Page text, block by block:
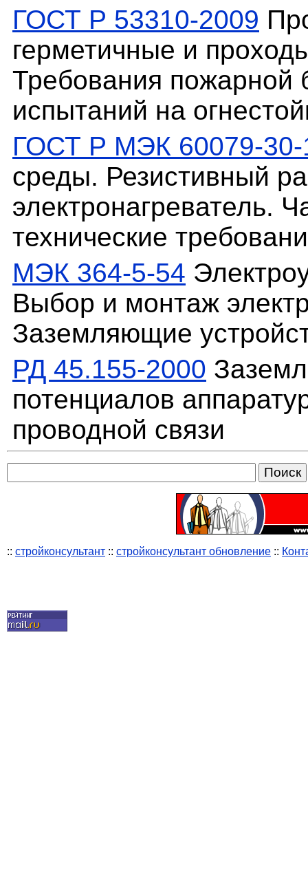
ГОСТ Р 53310-2009
герметичные и
Требования пожарной
испытаний на
ГОСТ Р МЭК 60079-30-
среды. Резистивный
электронагреватель.
технические
МЭК 364-5-54
Выбор и монтаж
Заземляющие
РД 45.155-2000
потенциалов
проводной связи
:: стройконсультант :: стройконсультант обновление ::